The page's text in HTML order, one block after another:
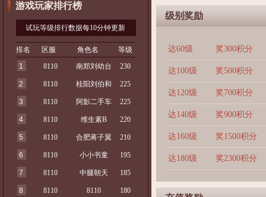
游戏玩家排行榜
试玩等级排行数据每10分钟更新
排名 区服 角色名
等级
1
8110 南郑刘幼台 230
2 8110 桂阳刘伯和 225
3 8110 阿影二手车 225
4 8110 维生素B 220
5 8110 合肥蒋子翼 210
6 8110 小小书童 195
7 8110 中腿朝天 185
8 8110 8110 180
级别奖励
达60级 奖300积分
达100级 奖500积分
达120级 奖700积分
达140级 奖900积分
达160级 奖1500积分
达180级 奖2300积分